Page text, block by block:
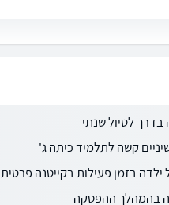
לטיול שנתי
קשה לתלמיד כיתה ג'
בזמן פעילות בקייטנה פרטית